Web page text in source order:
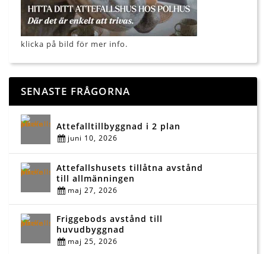
klicka på bild för mer info.
SENASTE FRÅGORNA
Attefalltillbyggnad i 2 plan
juni 10, 2026
Attefallshusets tillåtna avstånd
till allmänningen
maj 27, 2026
Friggebods avstånd till
huvudbyggnad
maj 25, 2026